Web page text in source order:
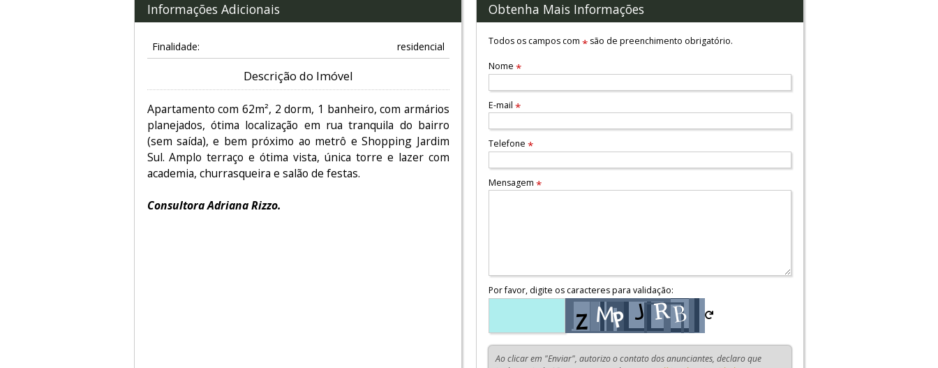
Informações Adicionais
Finalidade: residencial
Descrição do Imóvel
Apartamento com 62m², 2 dorm, 1 banheiro, com armários
planejados, ótima localização em rua tranquila do bairro
(sem saída), e bem próximo ao metrô e Shopping Jardim
Sul. Amplo terraço e ótima vista, única torre e lazer com
academia, churrasqueira e salão de festas.
Consultora Adriana Rizzo.
Obtenha Mais Informações
Todos os campos com* são de preenchimento obrigatório.
Nome*
E-mail*
Telefone*
Mensagem*
Por favor, digite os caracteres para validação:
Ao clicar em "Enviar", autorizo o contato dos anunciantes, declaro que